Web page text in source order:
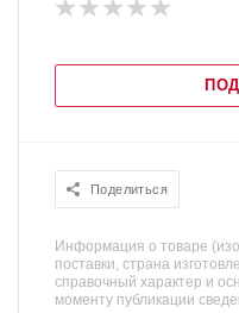
Поделиться
Информация о товаре
поставки, страна
справочный характер и
моменту публикации